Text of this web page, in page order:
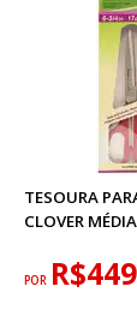
TESOURA
CLOVER
POR